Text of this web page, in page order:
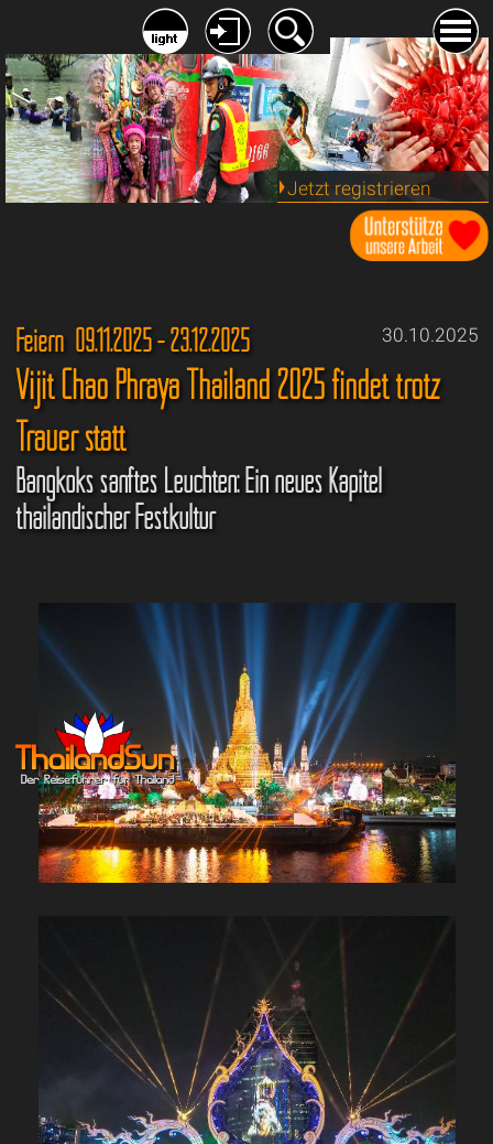
Jetzt registrieren
30.10.2025
Feiern 09.11.2025 - 23.12.2025
Vijit Chao Phraya Thailand 2025 findet trotz
Trauer statt
Bangkoks sanftes Leuchten: Ein neues Kapitel
thailändischer Festkultur